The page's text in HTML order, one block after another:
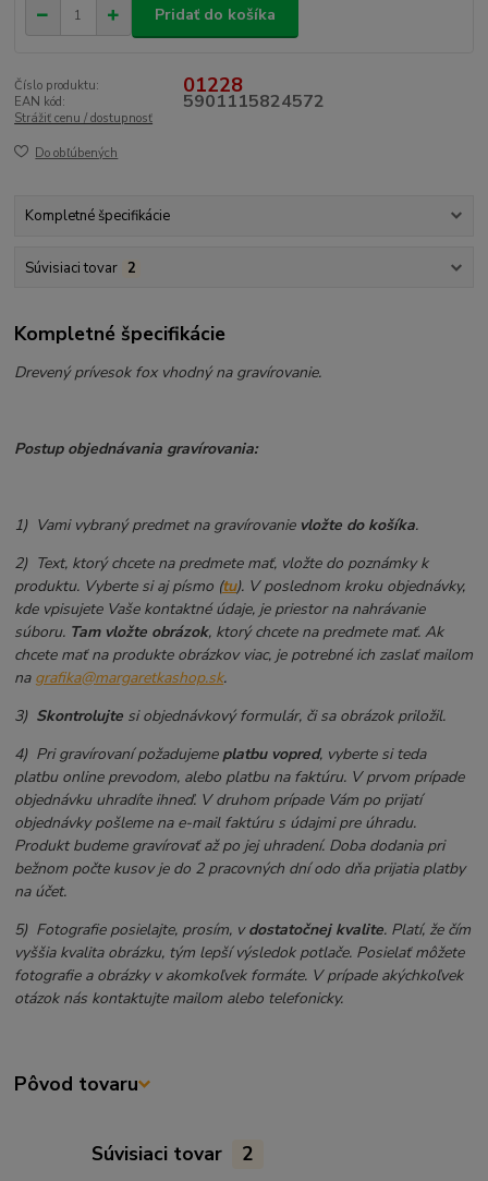
Pridať do košíka
Číslo produktu: 01228
EAN kód: 5901115824572
Strážiť cenu / dostupnosť
Do obľúbených
Kompletné špecifikácie
Súvisiaci tovar 2
Kompletné špecifikácie
Drevený prívesok fox vhodný na gravírovanie.
Postup objednávania gravírovania:
1) Vami vybraný predmet na gravírovanie vložte do košíka.
2) Text, ktorý chcete na predmete mať, vložte do poznámky k
produktu. Vyberte si aj písmo (tu). V poslednom kroku objednávky,
kde vpisujete Vaše kontaktné údaje, je priestor na nahrávanie
súboru. Tam vložte obrázok, ktorý chcete na predmete mať. Ak
chcete mať na produkte obrázkov viac, je potrebné ich zaslať mailom
na grafika@margaretkashop.sk.
3) Skontrolujte si objednávkový formulár, či sa obrázok priložil.
4) Pri gravírovaní požadujeme platbu vopred, vyberte si teda
platbu online prevodom, alebo platbu na faktúru. V prvom prípade
objednávku uhradíte ihneď. V druhom prípade Vám po prijatí
objednávky pošleme na e-mail faktúru s údajmi pre úhradu.
Produkt budeme gravírovať až po jej uhradení. Doba dodania pri
bežnom počte kusov je do 2 pracovných dní odo dňa prijatia platby
na účet.
5) Fotografie posielajte, prosím, vdostatočnej kvalite. Platí, že čím
vyššia kvalita obrázku, tým lepší výsledok potlače. Posielať môžete
fotografie a obrázky v akomkoľvek formáte. V prípade akýchkoľvek
otázok nás kontaktujte mailom alebo telefonicky.
Pôvod tovaru
Súvisiaci tovar 2